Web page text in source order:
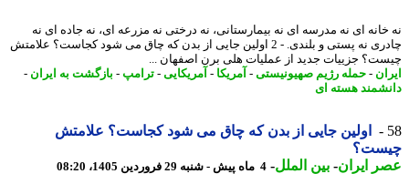
ای نه مدرسه ای نه بیمارستانی، نه درختی نه مزرعه ای، نه جاده ای نه
چادری نه پستی و بلندی. - 2 اولین جایی از بدن که چاق می شود کجاست؟ علامتش
جزییات جدید از عملیات هلی برن اصفهان ...
- حمله رژیم صهیونیستی-آمریکا- آمریکایی-ترامپ -بازگشت به ایران -
هسته ای
اولین جایی از بدن که چاق می شود کجاست؟ علامتش
ایران- بین الملل-4 ماه پیش - شنبه 29 فروردین 1405، 08:20